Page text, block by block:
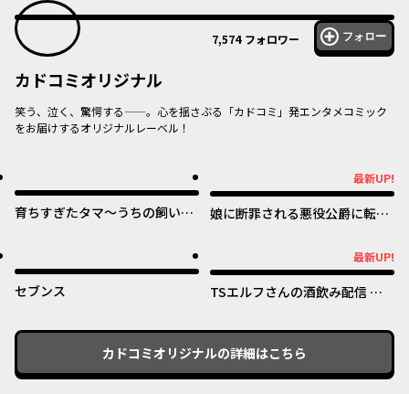
7,574 フォロワー フォロー
カドコミオリジナル
笑う、泣く、驚愕する——。心を揺さぶる「カドコミ」発エンタメコミック
をお届けするオリジナルレーベル！
育ちすぎたタマ～うちの飼い猫
最新UP!
オリジナル
娘に断罪される悪役公爵に転生
めたのになぜか娘が『氷の令
嬢』化する件～
セブンス
最新UP!
オリジナル
TSエルフさんの酒飲み配信 ～
じゃないからな!?～
カドコミオリジナルの詳細はこちら